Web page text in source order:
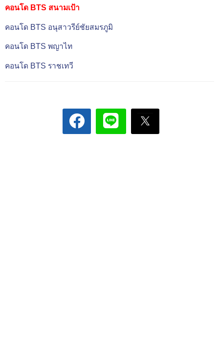
คอนโด BTS สนามเป้า
คอนโด BTS อนุสาวรีย์ชัยสมรภูมิ
คอนโด BTS พญาไท
คอนโด BTS ราชเทวี